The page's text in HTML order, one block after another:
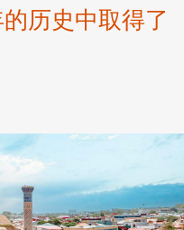
历史中取得了